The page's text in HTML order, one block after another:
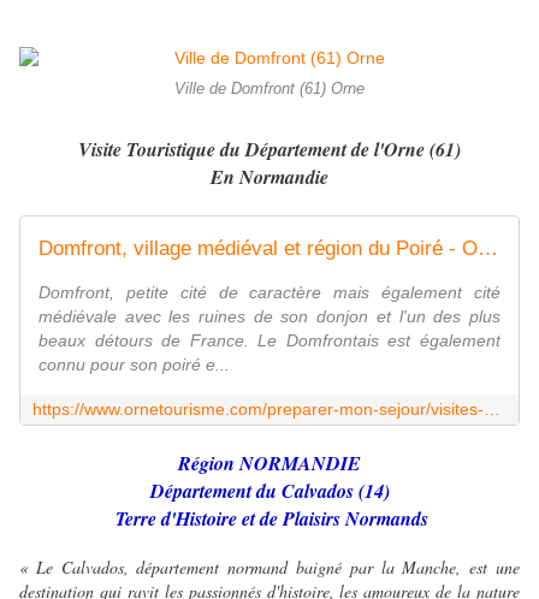
Ville de Domfront (61) Orne
Visite Touristique du Département de l'Orne (61)
En Normandie
Domfront, village médiéval et région du Poiré - Orne Tourisme
Domfront, petite cité de caractère mais également cité
médiévale avec les ruines de son donjon et l'un des plus
beaux détours de France. Le Domfrontais est également
connu pour son poiré e...
Région NORMANDIE
Département du Calvados (14)
Terre d'Histoire et de Plaisirs Normands
« Le Calvados, département normand baigné par la Manche, est une
destination qui ravit les passionnés d'histoire, les amoureux de la nature